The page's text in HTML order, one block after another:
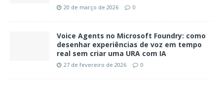
20 de março de 2026 0
Voice Agents no Microsoft Foundry: como
desenhar experiências de voz em tempo
real sem criar uma URA com IA
27 de fevereiro de 2026 0